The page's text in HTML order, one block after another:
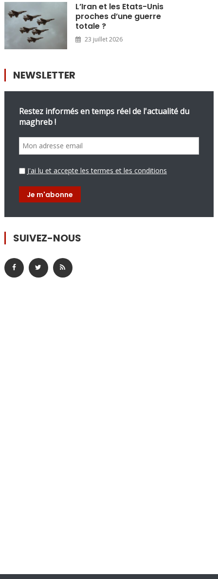
L’Iran et les Etats-Unis
proches d’une guerre
totale ?
23 juillet 2026
NEWSLETTER
Restez informés en temps réel de l'actualité du
maghreb !
J'ai lu et accepte les termes et les conditions
SUIVEZ-NOUS